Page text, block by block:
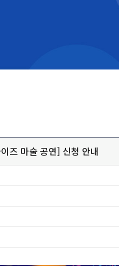
즈 마술 공연] 신청 안내